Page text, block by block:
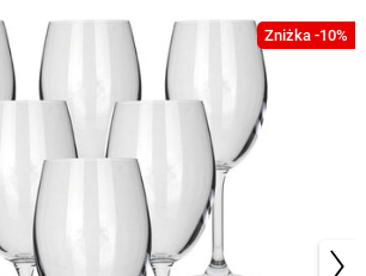
Zniżka -10%